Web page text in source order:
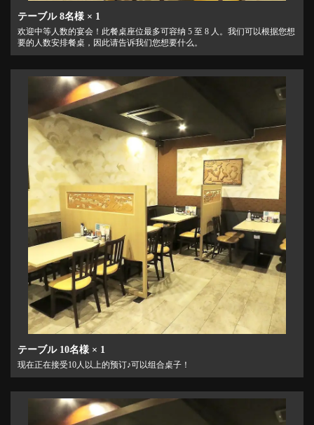
テーブル8名様 × 1
欢迎中等人数的宴会！此餐桌座位最多可容纳 5 至 8 人。我们可以根据您想
要的人数安排餐桌，因此请告诉我们您想要什么。
テーブル10名様 × 1
现在正在接受10人以上的预订♪可以组合桌子！
この店舗情報をシェアする
座位 | 宮城仙台うまいもん食堂 二丁目酒場 総本店
宮城県仙台市青葉区中央４－９－１５仙台中央マンション1階